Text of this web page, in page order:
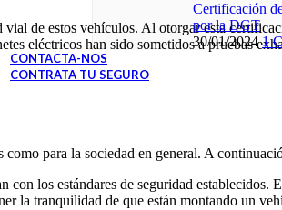
Certificación
por la DGT
30/01/2024 1
CONTACTA-NOS
CONTRATA TU SEGURO
de estos vehículos. Al otorgar esta
eléctricos han sido sometidos a pruebas
para la sociedad en general. A
los estándares de seguridad establecidos.
la tranquilidad de que están montando un